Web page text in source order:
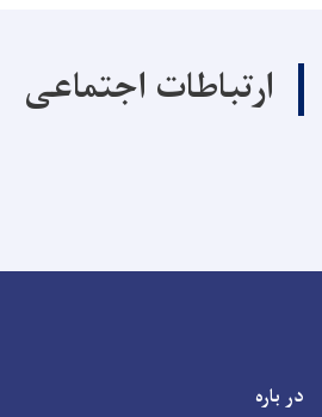
ارتباطات اجتماعی
در باره